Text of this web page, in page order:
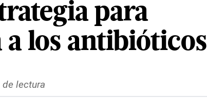
para
a los antibióticos
de lectura